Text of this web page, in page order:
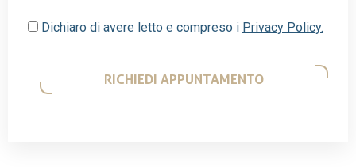
Dichiaro di avere letto e compreso i Privacy Policy.